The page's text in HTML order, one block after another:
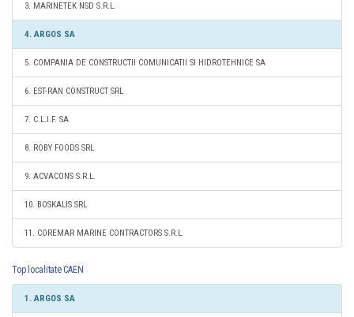
3. MARINETEK NSD S.R.L.
4. ARGOS SA
5. COMPANIA DE CONSTRUCTII COMUNICATII SI HIDROTEHNICE SA
6. EST-RAN CONSTRUCT SRL
7. C.L.I.F. SA
8. ROBY FOODS SRL
9. ACVACONS S.R.L.
10. BOSKALIS SRL
11. COREMAR MARINE CONTRACTORS S.R.L.
Top localitate CAEN
1. ARGOS SA